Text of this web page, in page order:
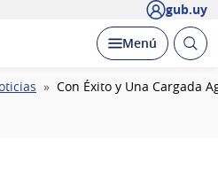
gub.uy
Desplegar
Menú Abrir
Con Éxito y Una Cargada